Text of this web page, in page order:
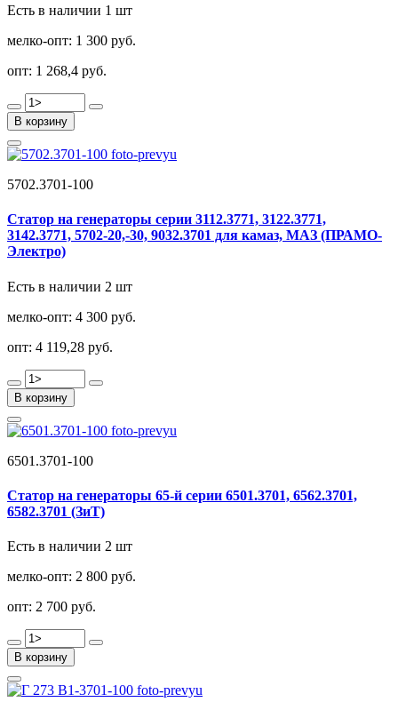
Есть в наличии 1 шт
мелко-опт: 1 300 руб.
опт: 1 268,4 руб.
В корзину
5702.3701-100
Статор на генераторы серии 3112.3771, 3122.3771,
3142.3771, 5702-20,-30, 9032.3701 для камаз, МАЗ (ПРАМО-
Электро)
Есть в наличии 2 шт
мелко-опт: 4 300 руб.
опт: 4 119,28 руб.
В корзину
6501.3701-100
Статор на генераторы 65-й серии 6501.3701, 6562.3701,
6582.3701 (ЗиТ)
Есть в наличии 2 шт
мелко-опт: 2 800 руб.
опт: 2 700 руб.
В корзину